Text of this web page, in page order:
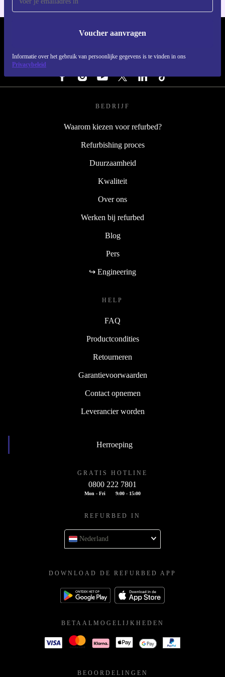
Voucher aanvragen
Informatie over het gebruik van persoonlijke gegevens is te vinden in ons
Privacybeleid
REFURBED NEDERLAND - RETHINK NEW.
VOLG ONS
BEDRIJF
Waarom kiezen voor refurbed?
Refurbishing proces
Duurzaamheid
Kwaliteit
Over ons
Werken bij refurbed
Blog
Pers
↪ Engineering
HELP
FAQ
Productcondities
Retourneren
Garantievoorwaarden
Contact opnemen
Leverancier worden
Herroeping
GRATIS HOTLINE
0800 222 7801
Mon - Fri 9:00 - 15:00
REFURBED IN
Nederland
DOWNLOAD DE REFURBED APP
BETAALMOGELIJKHEDEN
BEOORDELINGEN